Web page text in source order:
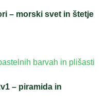
– morski svet in štetje
– piramida in